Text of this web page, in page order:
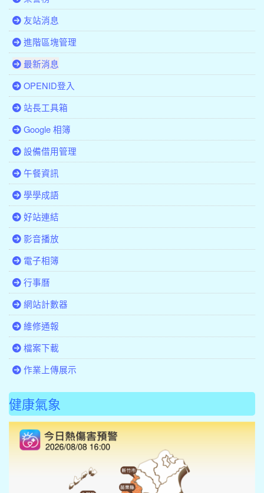
友站消息
進階區塊管理
最新消息
OPENID登入
站長工具箱
Google 相簿
設備借用管理
午餐資訊
學學成語
好站連結
影音播放
電子相簿
行事曆
網站計數器
維修通報
檔案下載
作業上傳展示
健康氣象